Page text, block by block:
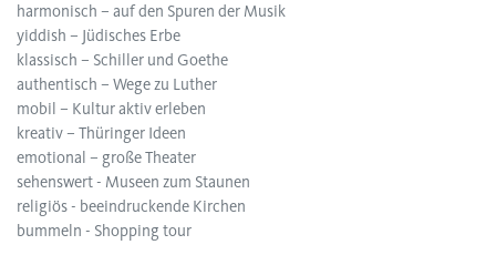
harmonisch – auf den Spuren der Musik
yiddish – Jüdisches Erbe
klassisch – Schiller und Goethe
authentisch – Wege zu Luther
mobil – Kultur aktiv erleben
kreativ – Thüringer Ideen
emotional – große Theater
sehenswert - Museen zum Staunen
religiös - beeindruckende Kirchen
bummeln - Shopping tour